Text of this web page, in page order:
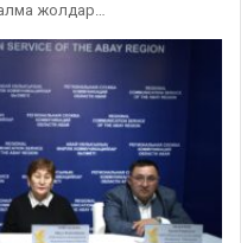
жолдар…